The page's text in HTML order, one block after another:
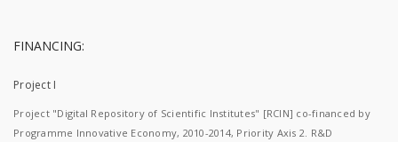
FINANCING:
Project I
Project "Digital Repository of Scientific Institutes" [RCIN] co-financed by
Programme Innovative Economy, 2010-2014, Priority Axis 2. R&D